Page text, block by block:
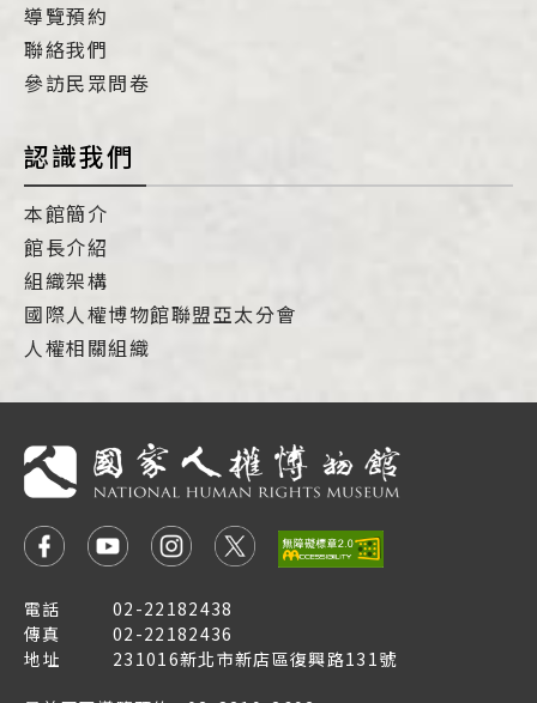
導覽預約
聯絡我們
參訪民眾問卷
認識我們
本館簡介
館長介紹
組織架構
國際人權博物館聯盟亞太分會
人權相關組織
電話
02-22182438
傳真
02-22182436
地址
231016新北市新店區復興路131號